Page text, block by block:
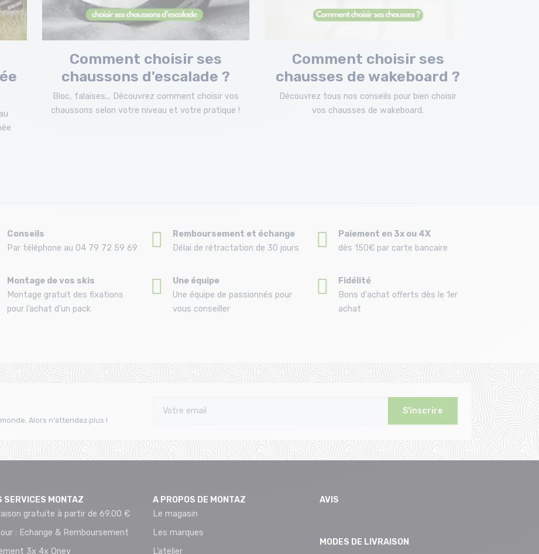
Comment choisir ses
chaussons d'escalade ?
Bloc, falaises... Découvrez comment choisir vos
chaussons selon votre niveau et votre pratique !
Comment choisir ses
chausses de wakeboard ?
Découvrez tous nos conseils pour bien choisir
vos chausses de wakeboard.
Conseils
Par téléphone au 04 79 72 59 69
Remboursement et échange
Délai de rétractation de 30 jours
Paiement en 3x ou 4X
dès 150€ par carte bancaire
Montage de vos skis
Montage gratuit des fixations
pour l’achat d'un pack
Une équipe
Une équipe de passionnés pour
vous conseiller
Fidélité
Bons d'achat offerts dès le 1er
achat
Alors n'attendez plus !
S'inscrire
SERVICES MONTAZ
gratuite à partir de 69.00 €
: Echange & Remboursement
3x 4x Oney
A PROPOS DE MONTAZ
Le magasin
Les marques
L’atelier
AVIS
MODES DE LIVRAISON